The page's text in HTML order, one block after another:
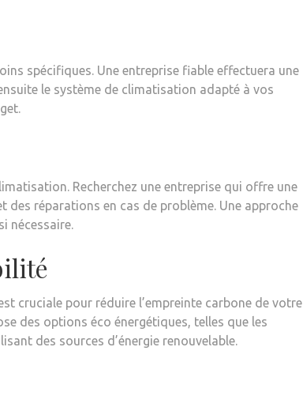
spécifiques. Une entreprise fiable effectuera une
le système de climatisation adapté à vos
Recherchez une entreprise qui offre une
réparations en cas de problème. Une approche
nécessaire.
cruciale pour réduire l’empreinte carbone de votre
des options éco énergétiques, telles que les
des sources d’énergie renouvelable.